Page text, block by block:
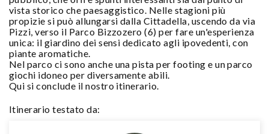
vista storico che paesaggistico. Nelle stagioni più
propizie si può allungarsi dalla Cittadella, uscendo da via
Pizzi, verso il Parco Bizzozero (6) per fare un'esperienza
unica: il giardino dei sensi dedicato agli ipovedenti, con
piante aromatiche.
Nel parco ci sono anche una pista per footing e un parco
giochi idoneo per diversamente abili.
Qui si conclude il nostro itinerario.
Itinerario testato da: